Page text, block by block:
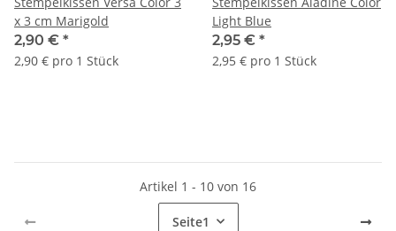
x 3 cm Marigold
2,90 € *
2,90 € pro 1 Stück
Light Blue
2,95 € *
2,95 € pro 1 Stück
Artikel 1 - 10 von 16
Seite1